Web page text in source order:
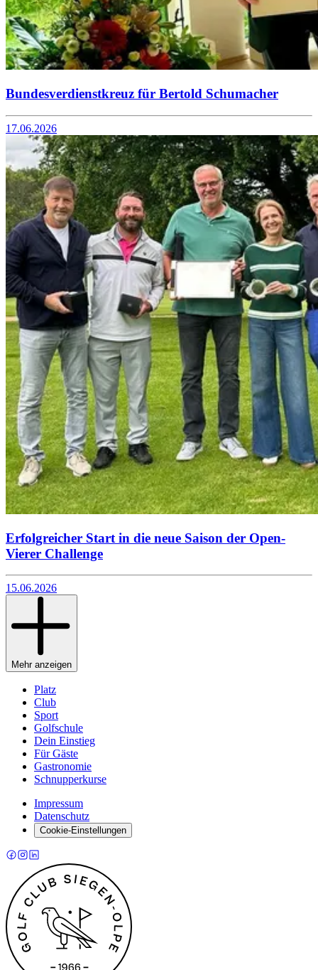
Bundesverdienstkreuz für Bertold Schumacher
17.06.2026
Erfolgreicher Start in die neue Saison der Open-
Vierer Challenge
15.06.2026
Mehr anzeigen
Platz
Club
Sport
Golfschule
Dein Einstieg
Für Gäste
Gastronomie
Schnupperkurse
Impressum
Datenschutz
Cookie-Einstellungen